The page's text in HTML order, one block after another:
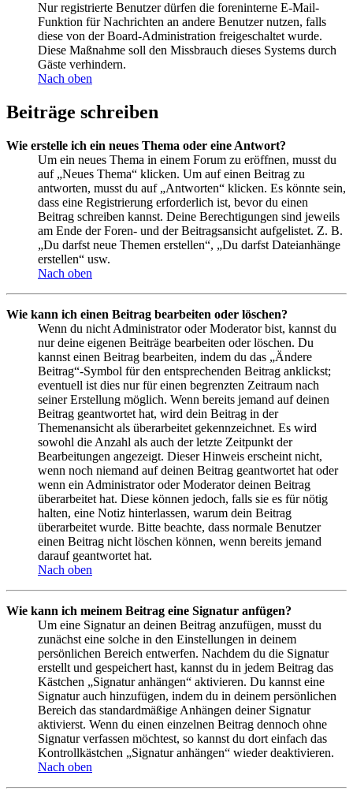
Nur registrierte Benutzer dürfen die foreninterne E-Mail-
Funktion für Nachrichten an andere Benutzer nutzen, falls
diese von der Board-Administration freigeschaltet wurde.
Diese Maßnahme soll den Missbrauch dieses Systems durch
Gäste verhindern.
Nach oben
Beiträge schreiben
Wie erstelle ich ein neues Thema oder eine Antwort?
Um ein neues Thema in einem Forum zu eröffnen, musst du
auf „Neues Thema“ klicken. Um auf einen Beitrag zu
antworten, musst du auf „Antworten“ klicken. Es könnte sein,
dass eine Registrierung erforderlich ist, bevor du einen
Beitrag schreiben kannst. Deine Berechtigungen sind jeweils
am Ende der Foren- und der Beitragsansicht aufgelistet. Z. B.
„Du darfst neue Themen erstellen“, „Du darfst Dateianhänge
erstellen“ usw.
Nach oben
Wie kann ich einen Beitrag bearbeiten oder löschen?
Wenn du nicht Administrator oder Moderator bist, kannst du
nur deine eigenen Beiträge bearbeiten oder löschen. Du
kannst einen Beitrag bearbeiten, indem du das „Ändere
Beitrag“-Symbol für den entsprechenden Beitrag anklickst;
eventuell ist dies nur für einen begrenzten Zeitraum nach
seiner Erstellung möglich. Wenn bereits jemand auf deinen
Beitrag geantwortet hat, wird dein Beitrag in der
Themenansicht als überarbeitet gekennzeichnet. Es wird
sowohl die Anzahl als auch der letzte Zeitpunkt der
Bearbeitungen angezeigt. Dieser Hinweis erscheint nicht,
wenn noch niemand auf deinen Beitrag geantwortet hat oder
wenn ein Administrator oder Moderator deinen Beitrag
überarbeitet hat. Diese können jedoch, falls sie es für nötig
halten, eine Notiz hinterlassen, warum dein Beitrag
überarbeitet wurde. Bitte beachte, dass normale Benutzer
einen Beitrag nicht löschen können, wenn bereits jemand
darauf geantwortet hat.
Nach oben
Wie kann ich meinem Beitrag eine Signatur anfügen?
Um eine Signatur an deinen Beitrag anzufügen, musst du
zunächst eine solche in den Einstellungen in deinem
persönlichen Bereich entwerfen. Nachdem du die Signatur
erstellt und gespeichert hast, kannst du in jedem Beitrag das
Kästchen „Signatur anhängen“ aktivieren. Du kannst eine
Signatur auch hinzufügen, indem du in deinem persönlichen
Bereich das standardmäßige Anhängen deiner Signatur
aktivierst. Wenn du einen einzelnen Beitrag dennoch ohne
Signatur verfassen möchtest, so kannst du dort einfach das
Kontrollkästchen „Signatur anhängen“ wieder deaktivieren.
Nach oben